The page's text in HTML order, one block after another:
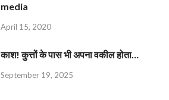
media
April 15, 2020
काश! कुत्तों के पास भी अपना वकील होता…
September 19, 2025